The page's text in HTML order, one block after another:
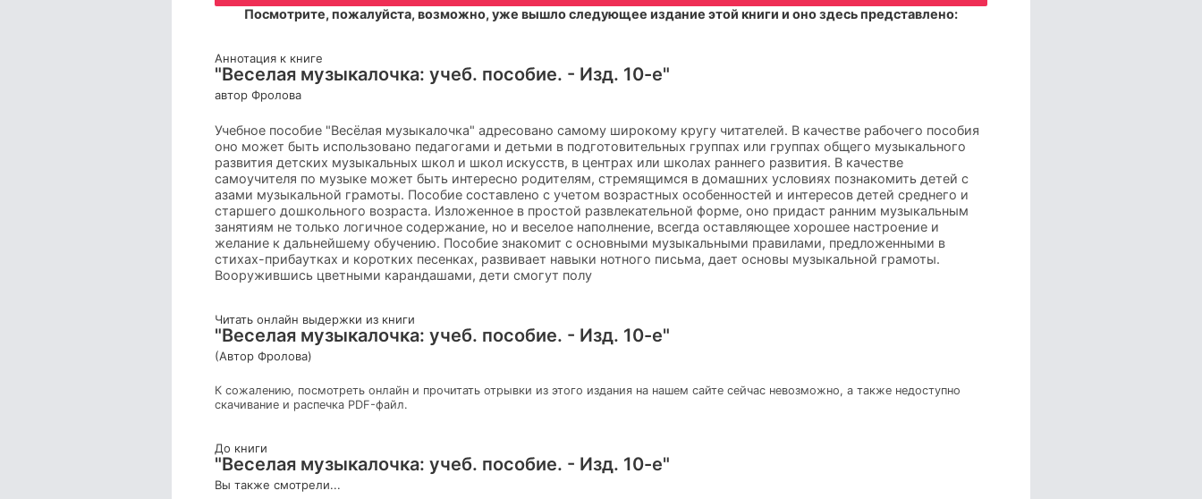
Посмотрите, пожалуйста, возможно, уже вышло следующее издание этой книги и оно здесь представлено:
Аннотация к книге
"Веселая музыкалочка: учеб. пособие. - Изд. 10-е"
автор Фролова
Учебное пособие "Весёлая музыкалочка" адресовано самому широкому кругу читателей. В качестве рабочего пособия
оно может быть использовано педагогами и детьми в подготовительных группах или группах общего музыкального
развития детских музыкальных школ и школ искусств, в центрах или школах раннего развития. В качестве
самоучителя по музыке может быть интересно родителям, стремящимся в домашних условиях познакомить детей с
азами музыкальной грамоты. Пособие составлено с учетом возрастных особенностей и интересов детей среднего и
старшего дошкольного возраста. Изложенное в простой развлекательной форме, оно придаст ранним музыкальным
занятиям не только логичное содержание, но и веселое наполнение, всегда оставляющее хорошее настроение и
желание к дальнейшему обучению. Пособие знакомит с основными музыкальными правилами, предложенными в
стихах-прибаутках и коротких песенках, развивает навыки нотного письма, дает основы музыкальной грамоты.
Вооружившись цветными карандашами, дети смогут полу
Читать онлайн выдержки из книги
"Веселая музыкалочка: учеб. пособие. - Изд. 10-е"
(Автор Фролова)
К сожалению, посмотреть онлайн и прочитать отрывки из этого издания на нашем сайте сейчас невозможно, а также недоступно
скачивание и распечка PDF-файл.
До книги
"Веселая музыкалочка: учеб. пособие. - Изд. 10-е"
Вы также смотрели...